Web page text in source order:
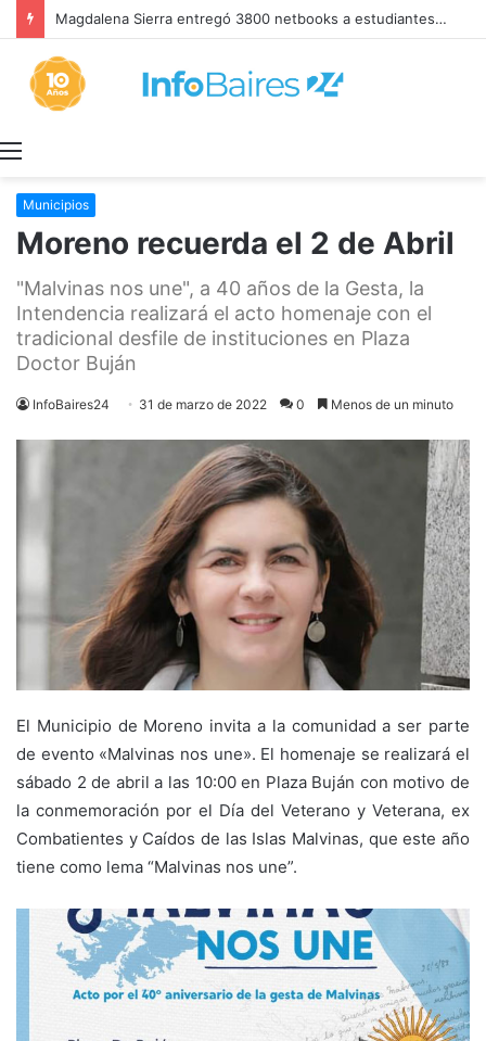
Magdalena Sierra entregó 3800 netbooks a estudiantes secundarios del último año
Municipios
Moreno recuerda el 2 de Abril
"Malvinas nos une", a 40 años de la Gesta, la
Intendencia realizará el acto homenaje con el
tradicional desfile de instituciones en Plaza
Doctor Buján
InfoBaires24 31 de marzo de 2022 0 Menos de un minuto
El Municipio de Moreno invita a la comunidad a ser parte
de evento «Malvinas nos une». El homenaje se realizará el
sábado 2 de abril a las 10:00 en Plaza Buján con motivo de
la conmemoración por el Día del Veterano y Veterana, ex
Combatientes y Caídos de las Islas Malvinas, que este año
tiene como lema “Malvinas nos une”.